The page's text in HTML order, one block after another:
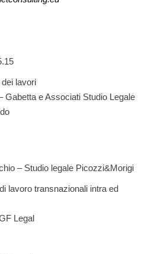
lavori
Gabetta e Associati Studio Legale
– Studio legale Picozzi&Morigi
lavoro transnazionali intra ed
Legal